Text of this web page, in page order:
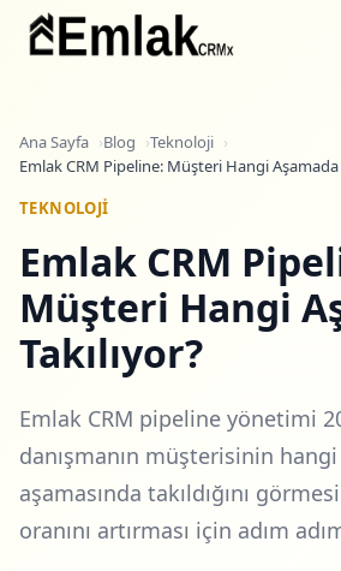
Ana Sayfa Blog
Teknoloji
Emlak CRM Pipeline: Müşteri Hangi Aşamada
TEKNOLOJI
Emlak CRM
Müşteri Hangi
Takılıyor?
Emlak CRM pipeline yönetimi
danışmanın müşterisinin hangi
aşamasında takıldığını
oranını artırması için adım